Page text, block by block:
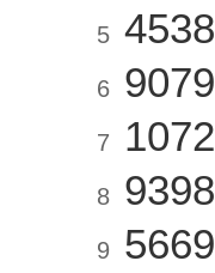
5 4538
6 9079
7 1072
8 9398
9 5669